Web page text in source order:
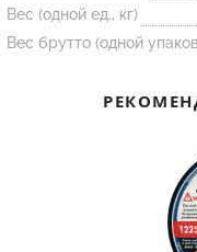
Подставка
Контакт
Ковш
Огнеупорная
Вес (одной ед., кг)
Вес брутто (одной